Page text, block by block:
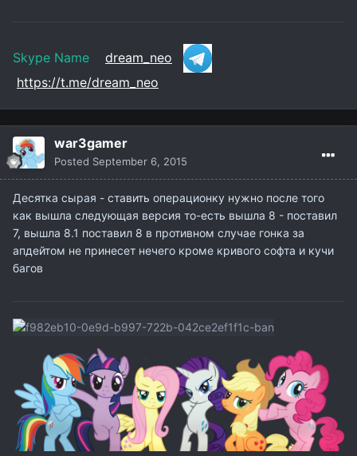
Skype Name dream_neo
https://t.me/dream_neo
war3gamer
Posted September 6, 2015
Десятка сырая - ставить операционку нужно после того
как вышла следующая версия то-есть вышла 8 - поставил
7, вышла 8.1 поставил 8 в противном случае гонка за
апдейтом не принесет нечего кроме кривого софта и кучи
багов